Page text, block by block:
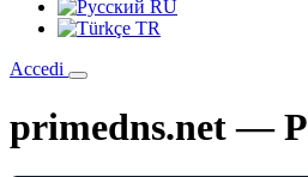
RU
TR
Accedi
primedns.net —